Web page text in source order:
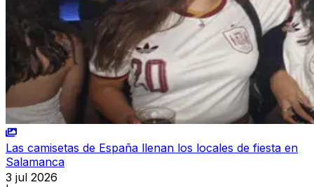
Las camisetas de España llenan los locales de fiesta en
Salamanca
3 jul 2026